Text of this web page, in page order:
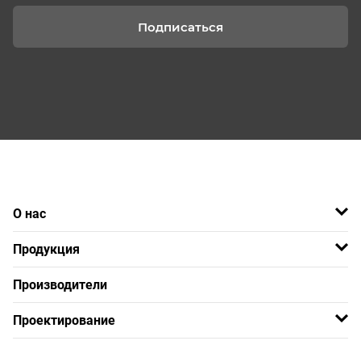
Подписаться
О нас
Продукция
Производители
Проектирование